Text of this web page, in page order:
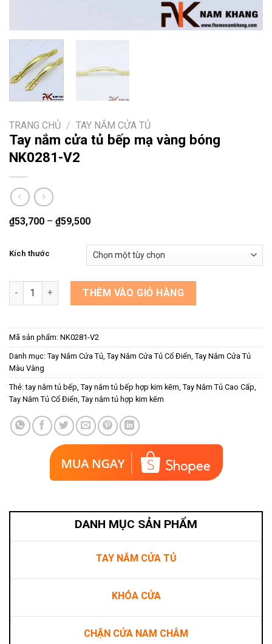
TRANG CHỦ / TAY NẮM CỬA TỦ
Tay nắm cửa tủ bếp mạ vàng bóng
NK0281-V2
₫53,700 – ₫59,500
Kích thước
Tay nắm cửa tủ bếp mạ vàng bóng NK0281-V2 số lượng
THÊM VÀO GIỎ HÀNG
Mã sản phẩm: NK0281-V2
Danh mục: Tay Nắm Cửa Tủ Tay Nắm Cửa Tủ Cổ Điển Tay Nắm Cửa Tủ
Màu Vàng
Thẻ:tay nắm tủ bếp Tay nắm tủ bếp hợp kim kẽm Tay Nắm Tủ Cao Cấp
Tay Nắm Tủ Cổ Điển Tay nắm tủ hợp kim kẽm
DANH MỤC SẢN PHẨM
TAY NẮM CỬA TỦ
KHÓA CỬA
CHẶN CỬA NAM CHÂM